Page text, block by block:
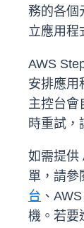
務的各個
立應用程
AWS
安排應用
主控台會
時重試，
如需提供
單，請參
台 、
機。若要